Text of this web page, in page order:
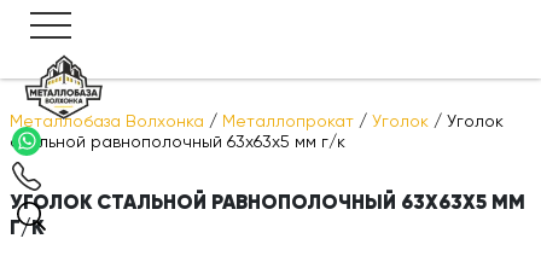
Металлобаза Волхонка / Металлопрокат / Уголок / Уголок
стальной равнополочный 63х63х5 мм г/к
УГОЛОК СТАЛЬНОЙ РАВНОПОЛОЧНЫЙ 63Х63Х5 ММ
Г/К